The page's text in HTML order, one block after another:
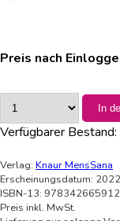
Preis nach
In
Verfügbarer Bestand:
Verlag: Knaur MensSana
Erscheinungsdatum:
ISBN-13:
Preis inkl. MwSt.